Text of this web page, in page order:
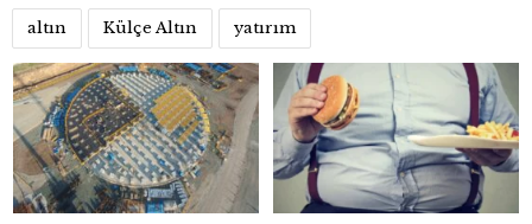
altın Külçe Altın yatırım